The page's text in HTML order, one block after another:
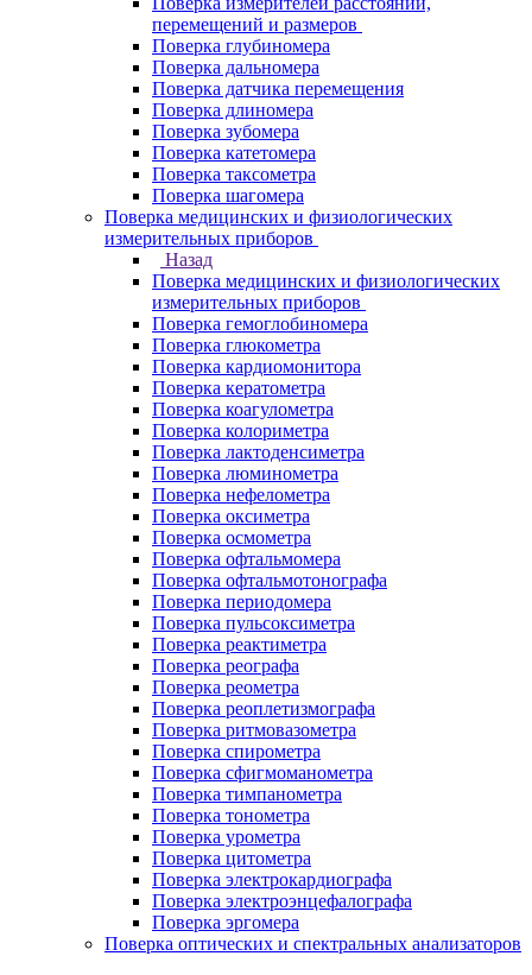
перемещений и размеров
Поверка глубиномера
Поверка дальномера
Поверка датчика перемещения
Поверка длиномера
Поверка зубомера
Поверка катетомера
Поверка таксометра
Поверка шагомера
Поверка медицинских и физиологических
измерительных приборов
Назад
Поверка медицинских и физиологических
измерительных приборов
Поверка гемоглобиномера
Поверка глюкометра
Поверка кардиомонитора
Поверка кератометра
Поверка коагулометра
Поверка колориметра
Поверка лактоденсиметра
Поверка люминометра
Поверка нефелометра
Поверка оксиметра
Поверка осмометра
Поверка офтальмомера
Поверка офтальмотонографа
Поверка периодомера
Поверка пульсоксиметра
Поверка реактиметра
Поверка реографа
Поверка реометра
Поверка реоплетизмографа
Поверка ритмовазометра
Поверка спирометра
Поверка сфигмоманометра
Поверка тимпанометра
Поверка тонометра
Поверка урометра
Поверка цитометра
Поверка электрокардиографа
Поверка электроэнцефалографа
Поверка эргомера
Поверка оптических и спектральных анализаторов